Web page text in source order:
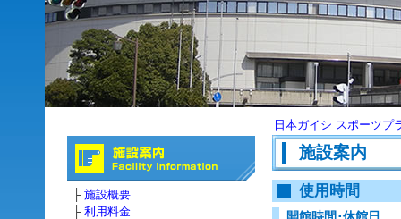
日本ガイシ スポーツプ
施設案内
使用時間
├ 施設概要
├ 利用料金